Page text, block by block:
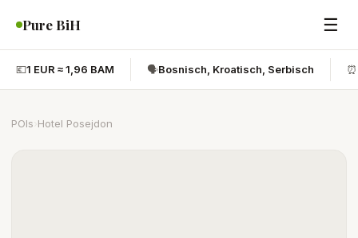
Pure BiH ☰
💶1 EUR ≈ 1,96 BAM 🗣️Bosnisch, Kroatisch, Serbisch ⏰
POIs Hotel Posejdon